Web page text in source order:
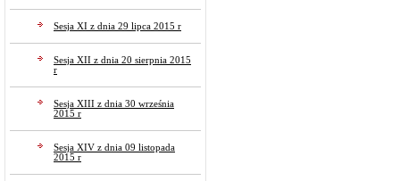
Sesja XI z dnia 29 lipca 2015 r
Sesja XII z dnia 20 sierpnia 2015
r
Sesja XIII z dnia 30 września
2015 r
Sesja XIV z dnia 09 listopada
2015 r